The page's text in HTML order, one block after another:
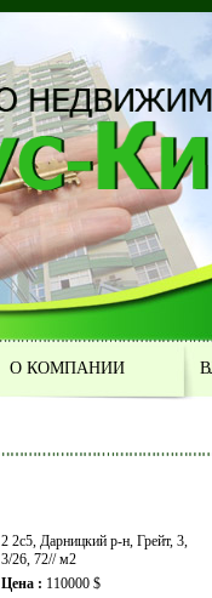
О КОМПАНИИ
2 2с5, Дарницкий р-н, Грейт, 3,
3/26, 72// м2
Цена : 110000 $